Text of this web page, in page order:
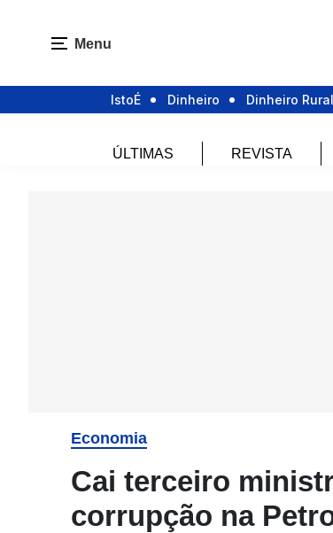
Menu
IstoÉ Dinheiro Dinheiro Rural
ÚLTIMAS REVISTA
Economia
Cai terceiro
corrupção na